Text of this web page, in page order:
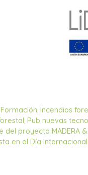
Formación,Incendios
, Pub nuevas
del proyecto MADERA
en el Día Internacional